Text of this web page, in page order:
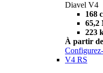
Diavel V4
168
65,2
223
À partir
V4 RS